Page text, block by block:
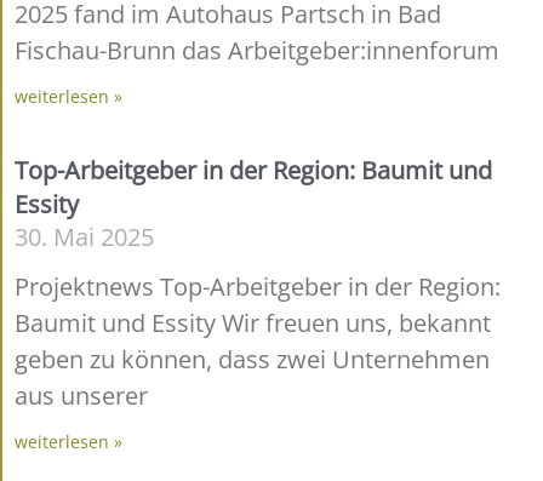
2025 fand im Autohaus Partsch in Bad
Fischau-Brunn das Arbeitgeber:innenforum
weiterlesen »
Top-Arbeitgeber in der Region: Baumit und
Essity
30. Mai 2025
Projektnews Top-Arbeitgeber in der Region:
Baumit und Essity​ Wir freuen uns, bekannt
geben zu können, dass zwei Unternehmen
aus unserer
weiterlesen »